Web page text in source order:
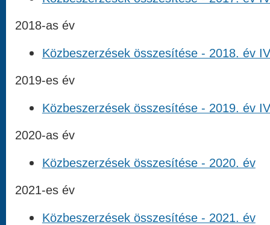
2018-as év
Közbeszerzések összesítése - 2018. év
2019-es év
Közbeszerzések összesítése - 2019. év
2020-as év
Közbeszerzések összesítése - 2020. év
2021-es év
Közbeszerzések összesítése - 2021. év